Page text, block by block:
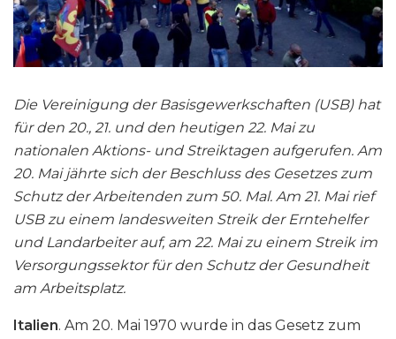
Die Vereinigung der Basisgewerkschaften (USB) hat
für den 20., 21. und den heutigen 22. Mai zu
nationalen Aktions- und Streiktagen aufgerufen. Am
20. Mai jährte sich der Beschluss des Gesetzes zum
Schutz der Arbeitenden zum 50. Mal. Am 21. Mai rief
USB zu einem landesweiten Streik der Erntehelfer
und Landarbeiter auf, am 22. Mai zu einem Streik im
Versorgungssektor für den Schutz der Gesundheit
am Arbeitsplatz.
Italien. Am 20. Mai 1970 wurde in das Gesetz zum